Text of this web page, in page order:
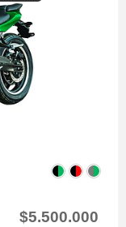
$5.500.000